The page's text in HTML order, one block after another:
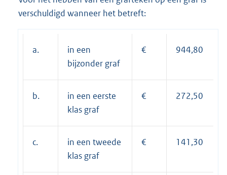
verschuldigd wanneer het betreft:
a.
in een
bijzonder graf
€ 944,80
b.
in een eerste
klas graf
€ 272,50
c.
in een tweede
klas graf
€ 141,30